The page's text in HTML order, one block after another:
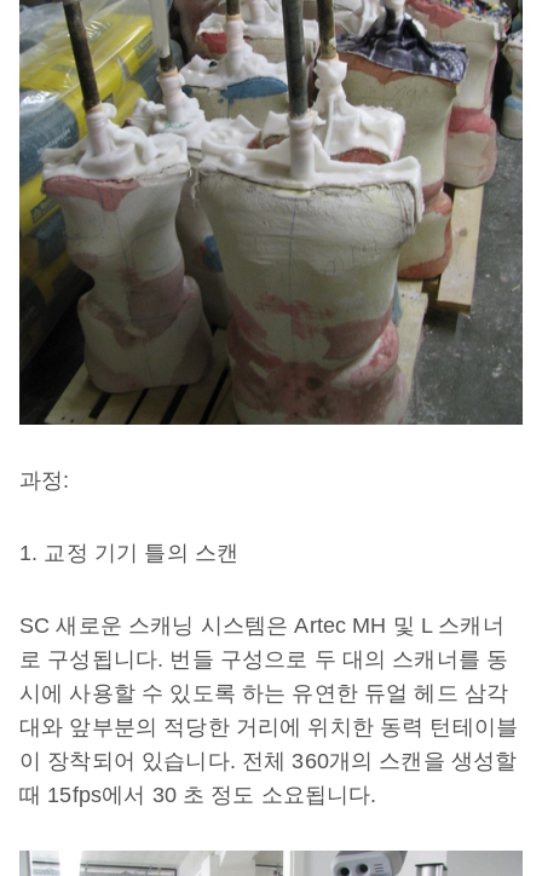
과정:
1. 교정 기기 틀의 스캔
SC 새로운 스캐닝 시스템은 Artec MH 및 L 스캐너
로 구성됩니다. 번들 구성으로 두 대의 스캐너를 동
시에 사용할 수 있도록 하는 유연한 듀얼 헤드 삼각
대와 앞부분의 적당한 거리에 위치한 동력 턴테이블
이 장착되어 있습니다. 전체 360개의 스캔을 생성할
때 15fps에서 30 초 정도 소요됩니다.